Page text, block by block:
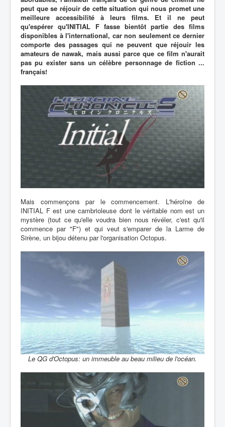
peut que se réjouir de cette situation qui nous promet une
meilleure accessibilité à leurs films. Et il ne peut
qu'espérer qu'INITIAL F fasse bientôt partie des films
disponibles à l'international, car non seulement ce dernier
comporte des passages qui ne peuvent que réjouir les
amateurs de nawak, mais aussi parce que ce film n'aurait
pas pu exister sans un célèbre personnage de fiction ...
français!
Mais commençons par le commencement. L'héroïne de
INITIAL F est une cambrioleuse dont le véritable nom est un
mystère (tout ce qu'elle voudra bien nous révéler, c'est qu'il
commence par "F") et qui veut s'emparer de la Larme de
Sirène, un bijou détenu par l'organisation Octopus.
Le QG d'Octopus: un immeuble au beau milieu de l'océan.